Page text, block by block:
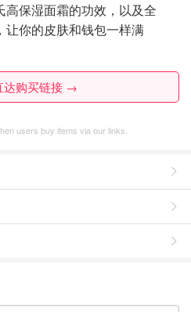
保湿面霜的功效，以及全
让你的皮肤和钱包一样满
达购买链接 →
users buy items via our links.